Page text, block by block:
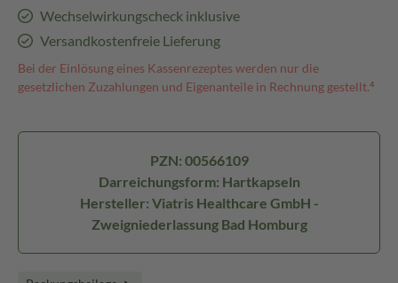
Wechselwirkungscheck inklusive
Versandkostenfreie Lieferung
Bei der Einlösung eines Kassenrezeptes werden nur die
gesetzlichen Zuzahlungen und Eigenanteile in Rechnung gestellt.⁴
PZN: 00566109
Darreichungsform: Hartkapseln
Hersteller: Viatris Healthcare GmbH -
Zweigniederlassung Bad Homburg